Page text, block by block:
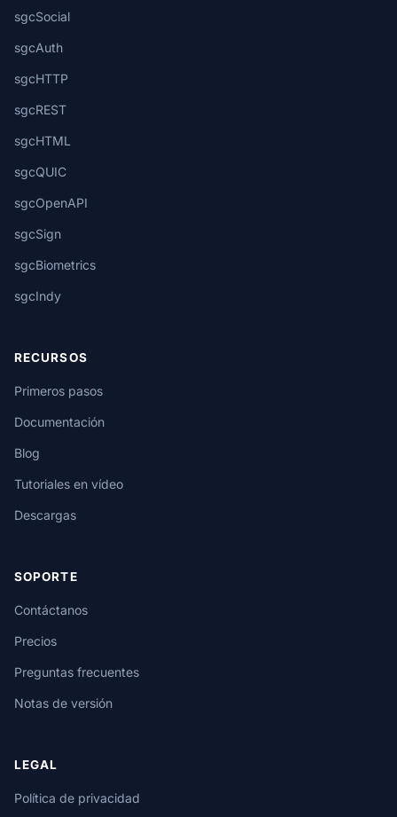
sgcSocial
sgcAuth
sgcHTTP
sgcREST
sgcHTML
sgcQUIC
sgcOpenAPI
sgcSign
sgcBiometrics
sgcIndy
RECURSOS
Primeros pasos
Documentación
Blog
Tutoriales en vídeo
Descargas
SOPORTE
Contáctanos
Precios
Preguntas frecuentes
Notas de versión
LEGAL
Política de privacidad